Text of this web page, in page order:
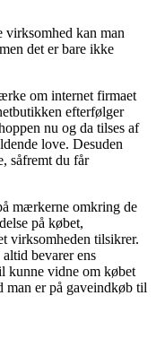
kan man
det er bare ikke
om internet firmaet
efterfølger
nu og da tilses af
love. Desuden
såfremt du får
mærkerne omkring de
på købet,
virksomheden tilsikrer.
bevarer ens
kunne vidne om købet
er på gaveindkøb til